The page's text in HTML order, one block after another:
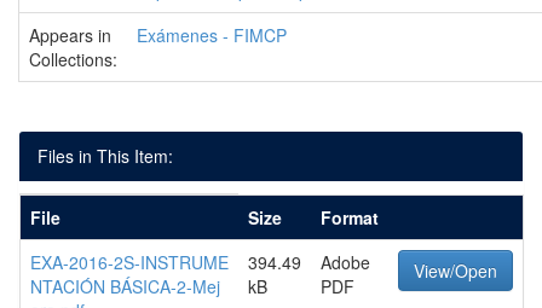
Appears in
Collections:
Exámenes - FIMCP
Files in This Item:
File Size
Format
EXA-2016-2S-INSTRUME
NTACIÓN BÁSICA-2-Mej
394.49
kB
Adobe
PDF
View/Open